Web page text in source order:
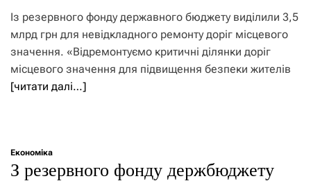
Із резервного фонду державного бюджету виділили 3,5
млрд грн для невідкладного ремонту доріг місцевого
значення. «Відремонтуємо критичні ділянки доріг
місцевого значення для підвищення безпеки жителів
[читати далі…]
Економіка
З резервного фонду держбюджету